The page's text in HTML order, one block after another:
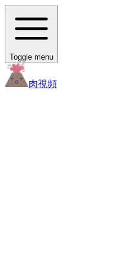
Toggle menu
肉視頻